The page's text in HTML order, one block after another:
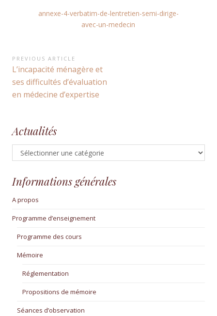
annexe-4-verbatim-de-lentretien-semi-dirige-
avec-un-medecin
Navigation
de
l’article
PREVIOUS ARTICLE
Previous
Article:
L’incapacité ménagère et
ses difficultés d’évaluation
en médecine d’expertise
Actualités
Actualités
Informations générales
A propos
Programme d’enseignement
Programme des cours
Mémoire
Réglementation
Propositions de mémoire
Séances d’observation